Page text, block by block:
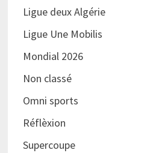
Ligue deux Algérie
Ligue Une Mobilis
Mondial 2026
Non classé
Omni sports
Réflèxion
Supercoupe